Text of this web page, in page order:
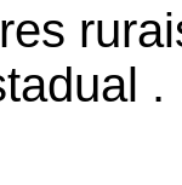
.